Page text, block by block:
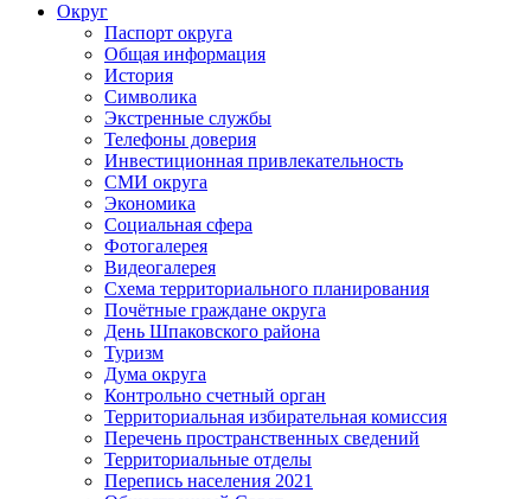
Округ
Паспорт округа
Общая информация
История
Символика
Экстренные службы
Телефоны доверия
Инвестиционная привлекательность
СМИ округа
Экономика
Социальная сфера
Фотогалерея
Видеогалерея
Схема территориального планирования
Почётные граждане округа
День Шпаковского района
Туризм
Дума округа
Контрольно счетный орган
Территориальная избирательная комиссия
Перечень пространственных сведений
Территориальные отделы
Перепись населения 2021